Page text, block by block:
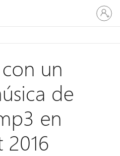
Iniciar
sesión
en
cuenta
un
de
en
2016